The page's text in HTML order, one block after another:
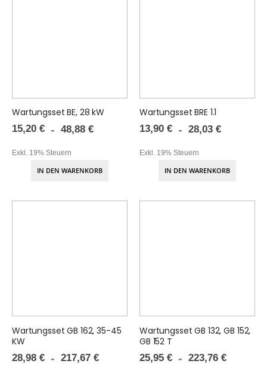
Wartungsset BE, 28 kW
15,20 € 48,88 €
Exkl. 19% Steuern
IN DEN WARENKORB
Wartungsset BRE 1.1
13,90 € 28,03 €
Exkl. 19% Steuern
IN DEN WARENKORB
Wartungsset GB 162, 35-45
KW
28,98 € 217,67 €
Wartungsset GB 132, GB 152,
GB 152 T
25,95 € 223,76 €